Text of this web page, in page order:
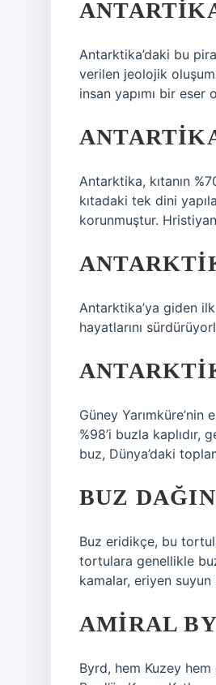
Antarktika’daki bu
verilen jeolojik
insan yapımı bir
Antarktika, kıtanın
kıtadaki tek dini
korunmuştur.
Antarktika’ya giden
hayatlarını
Güney Yarımküre’nin
%98’i buzla kaplıdır,
buz, Dünya’daki
BUZ
Buz eridikçe, bu
tortulara genellikle
kamalar, eriyen suyun
AMIRAL
Byrd, hem Kuzey